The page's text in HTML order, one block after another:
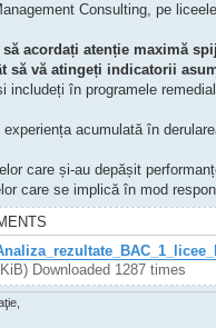
Consulting, pe
să acordați atenție maximă
să vă atingeți indicatorii
includeți în programele
experiența acumulată în
care și-au depășit
care se implică în mod
Downloaded 1287 times